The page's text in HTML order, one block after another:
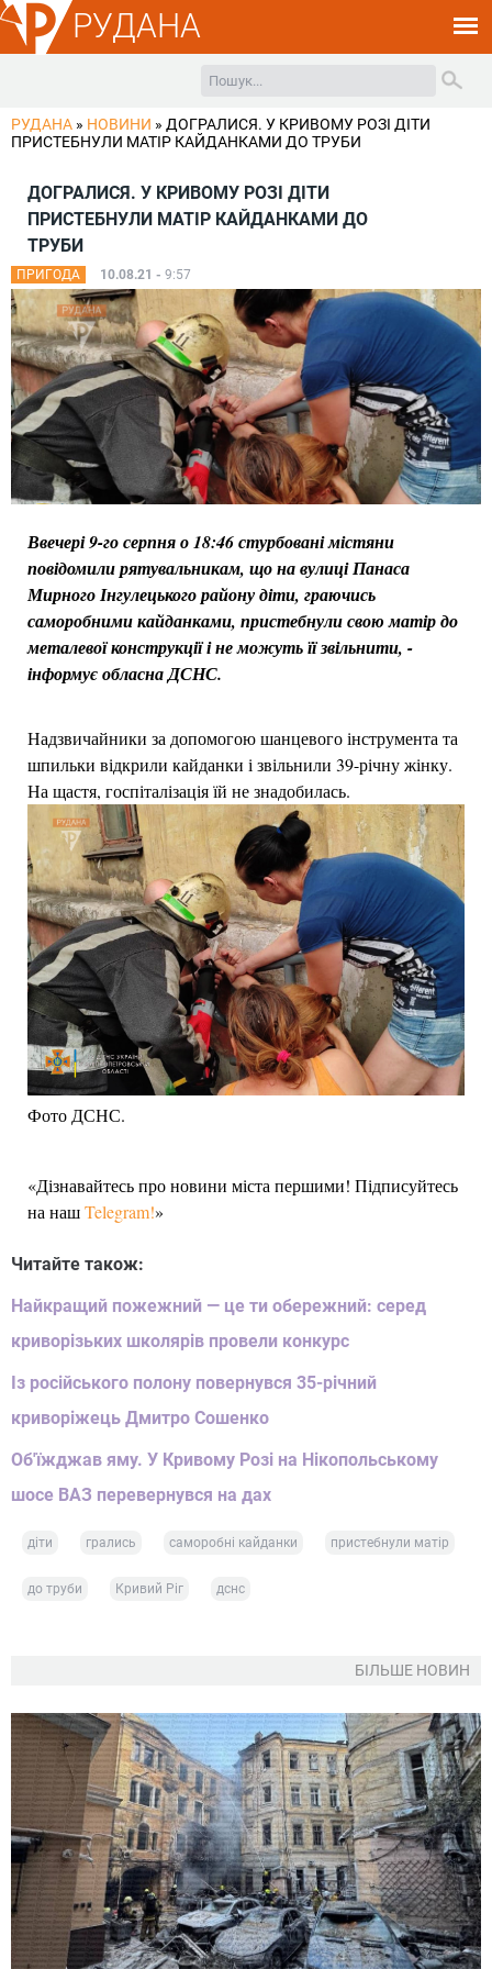
РУДАНА
РУДАНА » НОВИНИ » ДОГРАЛИСЯ. У КРИВОМУ РОЗІ ДІТИ
ПРИСТЕБНУЛИ МАТІР КАЙДАНКАМИ ДО ТРУБИ
ДОГРАЛИСЯ. У КРИВОМУ РОЗІ ДІТИ
ПРИСТЕБНУЛИ МАТІР КАЙДАНКАМИ ДО
ТРУБИ
ПРИГОДА 10.08.21 - 9:57
Ввечері 9-го серпня о 18:46 стурбовані містяни
повідомили рятувальникам, що на вулиці Панаса
Мирного Інгулецького району діти, граючись
саморобними кайданками, пристебнули свою матір до
металевої конструкції і не можуть її звільнити, -
інформує обласна ДСНС.
Надзвичайники за допомогою шанцевого інструмента та
шпильки відкрили кайданки і звільнили 39-річну жінку.
На щастя, госпіталізація їй не знадобилась.
Фото ДСНС.
«Дізнавайтесь про новини міста першими! Підписуйтесь
на нашTelegram!»
Читайте також:
Найкращий пожежний — це ти обережний: серед
криворізьких школярів провели конкурс
Із російського полону повернувся 35-річний
криворіжець Дмитро Сошенко
Об'їжджав яму. У Кривому Розі на Нікопольському
шосе ВАЗ перевернувся на дах
діти грались саморобні кайданки пристебнули матір
до труби Кривий Ріг дснс
БІЛЬШЕ НОВИН